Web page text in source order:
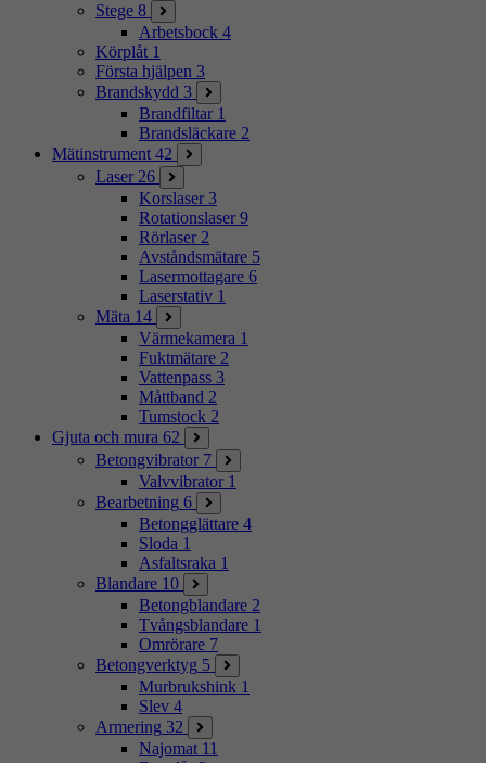
Stege 8
Arbetsbock 4
Körplåt 1
Första hjälpen 3
Brandskydd 3
Brandfiltar 1
Brandsläckare 2
Mätinstrument 42
Laser 26
Korslaser 3
Rotationslaser 9
Rörlaser 2
Avståndsmätare 5
Lasermottagare 6
Laserstativ 1
Mäta 14
Värmekamera 1
Fuktmätare 2
Vattenpass 3
Måttband 2
Tumstock 2
Gjuta och mura 62
Betongvibrator 7
Valvvibrator 1
Bearbetning 6
Betongglättare 4
Sloda 1
Asfaltsraka 1
Blandare 10
Betongblandare 2
Tvångsblandare 1
Omrörare 7
Betongverktyg 5
Murbrukshink 1
Slev 4
Armering 32
Najomat 11